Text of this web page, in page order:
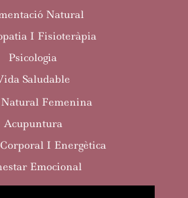
Natural
I Fisioteràpia
Psicologia
Saludable
Natural Femenina
Acupuntura
I Energètica
Emocional